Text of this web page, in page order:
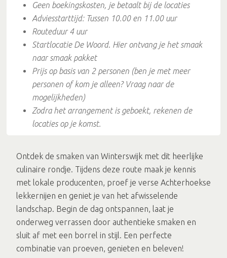
Geen boekingskosten, je betaalt bij de locaties
Adviesstarttijd: Tussen 10.00 en 11.00 uur
Routeduur 4 uur
StartlocatieDe Woord. Hier ontvang je het smaak
naar smaak pakket
Prijs op basis van 2 personen (ben je met meer
personen of kom je alleen? Vraag naar de
mogelijkheden)
Zodra het arrangement is geboekt, rekenen de
locaties op je komst.
Ontdek de smaken van Winterswijk met dit heerlijke
culinaire rondje. Tijdens deze route maak je kennis
met lokale producenten, proef je verse Achterhoekse
lekkernijen en geniet je van het afwisselende
landschap. Begin de dag ontspannen, laat je
onderweg verrassen door authentieke smaken en
sluit af met een borrel in stijl. Een perfecte
combinatie van proeven, genieten en beleven!